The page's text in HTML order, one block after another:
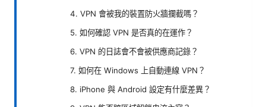
4. VPN 會被我的裝置防火牆攔截嗎？
5. 如何確認 VPN 是否真的在運作？
6. VPN 的日誌會不會被供應商記錄？
7. 如何在 Windows 上自動連線 VPN？
8. iPhone 與 Android 設定有什麼差異？